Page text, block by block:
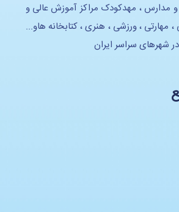
مدارس ، مهدکودک مراکز آموزش عالی و
مهارتی ، ورزشی ، هنری ، کتابخانه هاو...
شهرهای سراسر ایران